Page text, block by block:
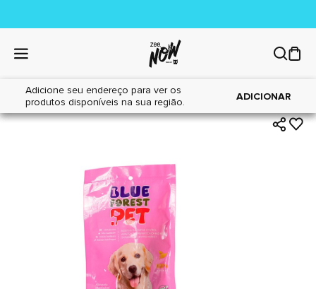
Adicione seu endereço para ver os
produtos disponíveis na sua região.
ADICIONAR
Home|Cães|Petiscos